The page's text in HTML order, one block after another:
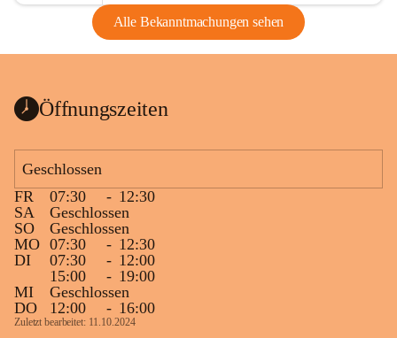
Alle Bekanntmachungen sehen
Öffnungszeiten
Geschlossen
FR
07:30 - 12:30
SA
Geschlossen
SO
Geschlossen
MO 07:30 - 12:30
DI
07:30 - 12:00
15:00
- 19:00
MI
Geschlossen
DO
12:00 - 16:00
Zuletzt bearbeitet: 11.10.2024